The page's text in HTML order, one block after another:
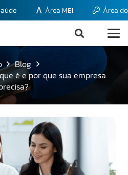
Área MEI Área
Blog
é e por que sua empresa